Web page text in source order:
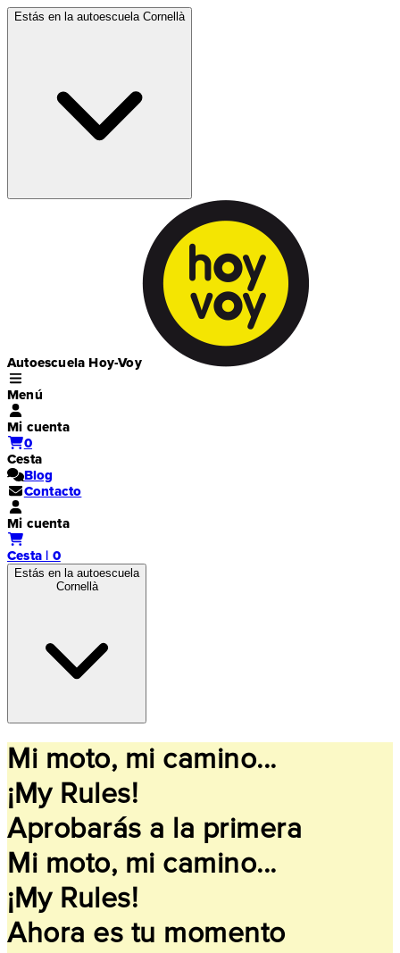
Estás en la autoescuela Cornellà
Autoescuela Hoy-Voy
Menú
Mi cuenta
0
Cesta
Blog
Contacto
Mi cuenta
Cesta | 0
Estás en la autoescuela
Cornellà
Mi moto, mi camino...
¡My Rules!
Aprobarás a la primera
Mi moto, mi camino...
¡My Rules!
Ahora es tu momento